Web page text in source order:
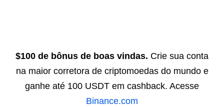
$100 de bônus de boas vindas. Crie sua conta
na maior corretora de criptomoedas do mundo e
ganhe até 100 USDT em cashback. Acesse
Binance.com